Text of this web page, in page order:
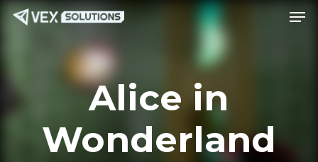
Przejdź
Alice in
Wonderland
Menu